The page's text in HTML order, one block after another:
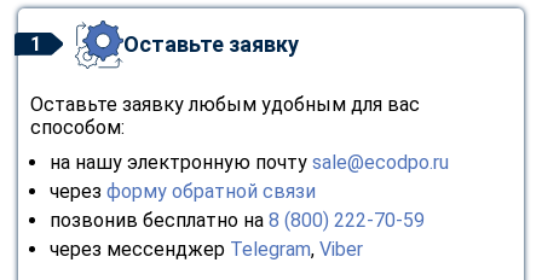
1 Оставьте заявку
Оставьте заявку любым удобным для вас
способом:
на нашу электронную почту sale@ecodpo.ru
через форму обратной связи
позвонив бесплатно на 8 (800) 222-70-59
через мессенджер Telegram, Viber